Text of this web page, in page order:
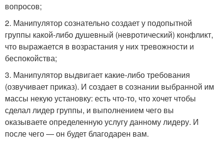
вопросов;
2. Манипулятор сознательно создает у подопытной
группы какой-либо душевный (невротический) конфликт,
что выражается в возрастания у них тревожности и
беспокойства;
3. Манипулятор выдвигает какие-либо требования
(озвучивает приказ). И создает в сознании выбранной им
массы некую установку: есть что-то, что хочет чтобы
сделал лидер группы, и выполнением чего вы
оказываете определенную услугу данному лидеру. И
после чего — он будет благодарен вам.